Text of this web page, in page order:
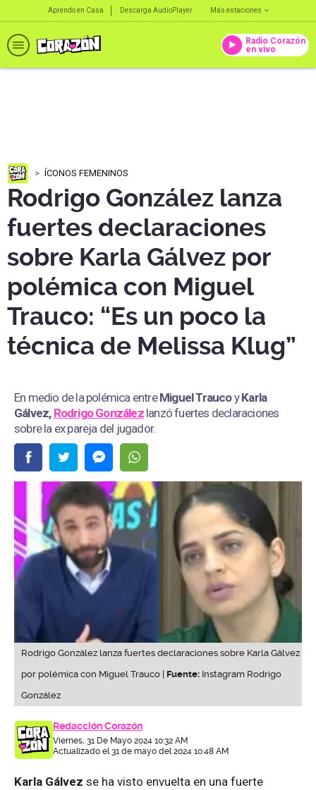
Aprendo en Casa Descarga AudioPlayer Más estaciones
Radio Corazón
en vivo
ÍCONOS FEMENINOS
Rodrigo González lanza
fuertes declaraciones
sobre Karla Gálvez por
polémica con Miguel
Trauco: “Es un poco la
técnica de Melissa Klug”
En medio de la polémica entreMiguel TraucoyKarla
Gálvez, Rodrigo Gonzálezlanzó fuertes declaraciones
sobre la ex pareja del jugador.
Rodrigo González lanza fuertes declaraciones sobre Karla Gálvez
por polémica con Miguel Trauco | Fuente: Instagram Rodrigo
González
Redacción Corazón
Viernes, 31 De Mayo 2024 10:32 AM
Actualizado el 31 de mayo del 2024 10:48 AM
Karla Gálvez se ha visto envuelta en una fuerte